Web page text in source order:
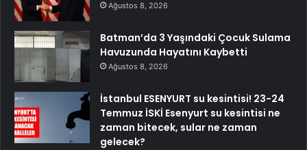
Ağustos 8, 2026
Batman’da 3 Yaşındaki Çocuk Sulama
Havuzunda Hayatını Kaybetti
Ağustos 8, 2026
İstanbul ESENYURT su kesintisi! 23-24
Temmuz İSKİ Esenyurt su kesintisi ne
zaman bitecek, sular ne zaman
gelecek?